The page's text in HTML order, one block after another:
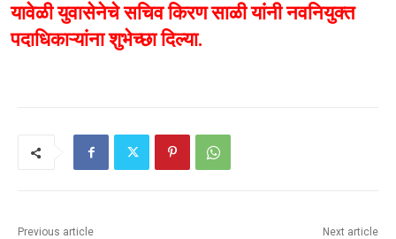
यावेळी युवासेनेचे सचिव किरण साळी यांनी नवनियुक्त
पदाधिकाऱ्यांना शुभेच्छा दिल्या.
Previous article Next article